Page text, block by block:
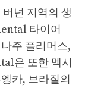
넌 지역의 생
타이어
주 플리머스,
은 또한 멕시
카, 브라질의